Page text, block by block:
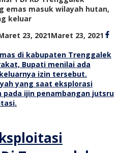
emas masuk wilayah hutan,
keluar
23, 2021Maret 23, 2021 oleh
tv